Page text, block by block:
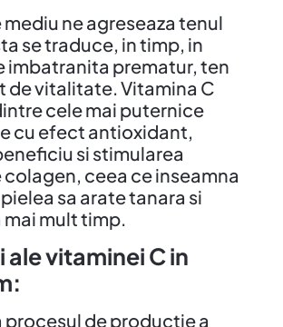
ne agreseaza tenul
se traduce, in timp, in
imbatranita prematur, ten
de vitalitate. Vitamina C
cele mai puternice
cu efect antioxidant,
si stimularea
colagen, ceea ce inseamna
sa arate tanara si
mult timp.
vitaminei C in
procesul de productie a